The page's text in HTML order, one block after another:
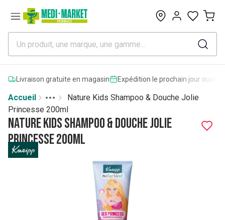
0
Livraison gratuite en magasin Expédition le prochain jour
Accueil
More
Toggle menu
Nature Kids Shampoo & Douche Jolie
Princesse 200ml
Nature Kids Shampoo & Douche Jolie
Princesse 200ml